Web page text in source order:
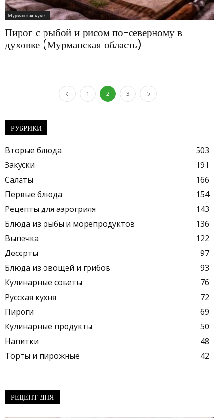
Мурманская кухня
Пирог с рыбой и рисом по-северному в
духовке (Мурманская область)
1 2 3
РУБРИКИ
Вторые блюда
503
Закуски
191
Салаты
166
Первые блюда
154
Рецепты для аэрогриля
143
Блюда из рыбы и морепродуктов
136
Выпечка
122
Десерты
97
Блюда из овощей и грибов
93
Кулинарные советы
76
Русская кухня
72
Пироги
69
Кулинарные продукты
50
Напитки
48
Торты и пирожные
42
РЕЦЕПТ ДНЯ